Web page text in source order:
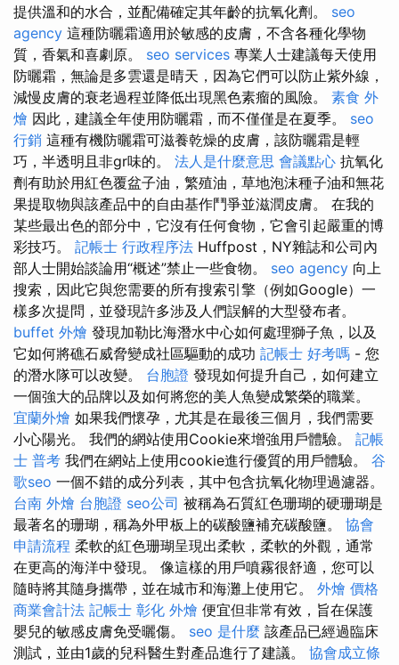
提供溫和的水合，並配備確定其年齡的抗氧化劑。 seo
agency 這種防曬霜適用於敏感的皮膚，不含各種化學物
質，香氣和喜劇原。 seo services 專業人士建議每天使用
防曬霜，無論是多雲還是晴天，因為它們可以防止紫外線，
減慢皮膚的衰老過程並降低出現黑色素瘤的風險。 素食 外
燴 因此，建議全年使用防曬霜，而不僅僅是在夏季。 seo
行銷 這種有機防曬霜可滋養乾燥的皮膚，該防曬霜是輕
巧，半透明且非gr味的。 法人是什麼意思 會議點心 抗氧化
劑有助於用紅色覆盆子油，繁殖油，草地泡沫種子油和無花
果提取物與該產品中的自由基作鬥爭並滋潤皮膚。 在我的
某些最出色的部分中，它沒有任何食物，它會引起嚴重的博
彩技巧。 記帳士 行政程序法 Huffpost，NY雜誌和公司內
部人士開始談論用“概述”禁止一些食物。 seo agency 向上
搜索，因此它與您需要的所有搜索引擎（例如Google）一
樣多次提問，並發現許多涉及人們誤解的大型發布者。
buffet 外燴 發現加勒比海潛水中心如何處理獅子魚，以及
它如何將礁石威脅變成社區驅動的成功 記帳士 好考嗎 - 您
的潛水隊可以改變。 台胞證 發現如何提升自己，如何建立
一個強大的品牌以及如何將您的美人魚變成繁榮的職業。
宜蘭外燴 如果我們懷孕，尤其是在最後三個月，我們需要
小心陽光。 我們的網站使用Cookie來增強用戶體驗。 記帳
士 普考 我們在網站上使用cookie進行優質的用戶體驗。 谷
歌seo 一個不錯的成分列表，其中包含抗氧化物理過濾器。
台南 外燴 台胞證 seo公司 被稱為石質紅色珊瑚的硬珊瑚是
最著名的珊瑚，稱為外甲板上的碳酸鹽補充碳酸鹽。 協會
申請流程 柔軟的紅色珊瑚呈現出柔軟，柔軟的外觀，通常
在更高的海洋中發現。 像這樣的用戶噴霧很舒適，您可以
隨時將其隨身攜帶，並在城市和海灘上使用它。 外燴 價格
商業會計法 記帳士 彰化 外燴 便宜但非常有效，旨在保護
嬰兒的敏感皮膚免受曬傷。 seo 是什麼 該產品已經過臨床
測試，並由1歲的兒科醫生對產品進行了建議。 協會成立條